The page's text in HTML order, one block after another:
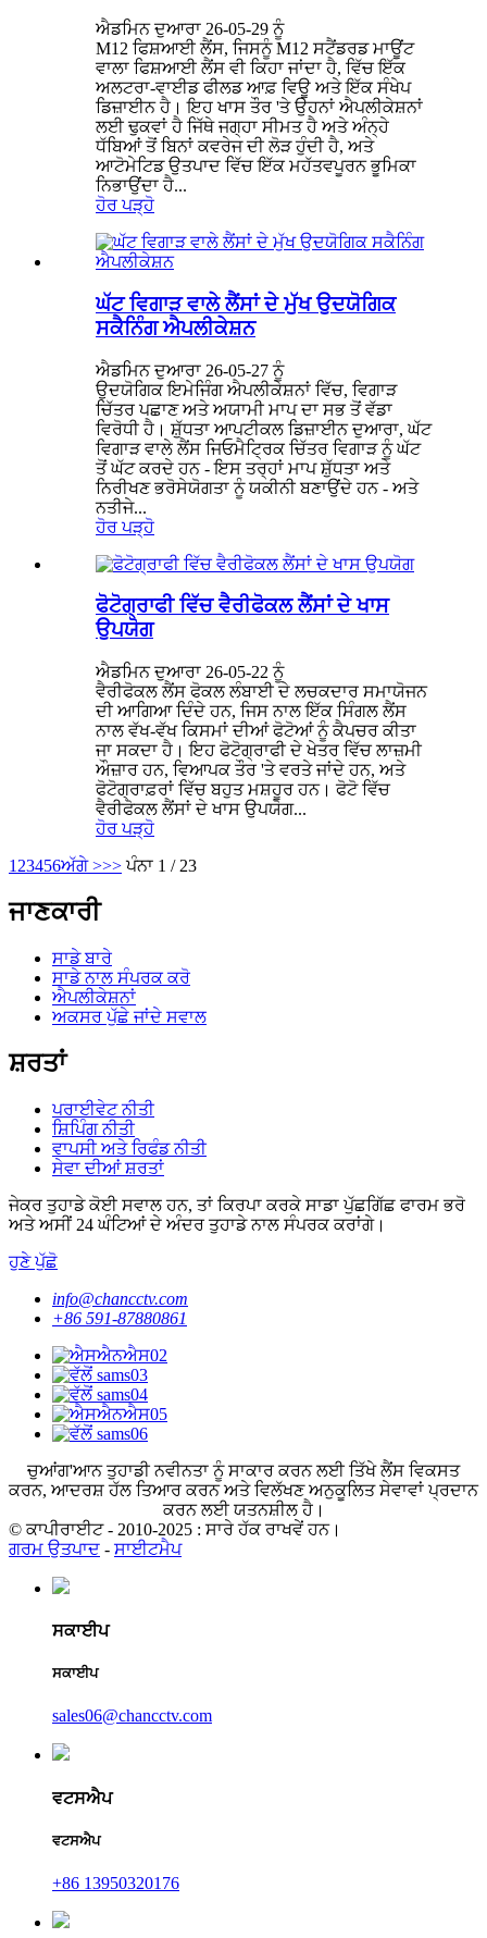
ਐਡਮਿਨ ਦੁਆਰਾ 26-05-29 ਨੂੰ
M12 ਫਿਸ਼ਆਈ ਲੈਂਸ, ਜਿਸਨੂੰ M12 ਸਟੈਂਡਰਡ ਮਾਊਂਟ
ਵਾਲਾ ਫਿਸ਼ਆਈ ਲੈਂਸ ਵੀ ਕਿਹਾ ਜਾਂਦਾ ਹੈ, ਵਿੱਚ ਇੱਕ
ਅਲਟਰਾ-ਵਾਈਡ ਫੀਲਡ ਆਫ਼ ਵਿਊ ਅਤੇ ਇੱਕ ਸੰਖੇਪ
ਡਿਜ਼ਾਈਨ ਹੈ। ਇਹ ਖਾਸ ਤੌਰ 'ਤੇ ਉਹਨਾਂ ਐਪਲੀਕੇਸ਼ਨਾਂ
ਲਈ ਢੁਕਵਾਂ ਹੈ ਜਿੱਥੇ ਜਗ੍ਹਾ ਸੀਮਤ ਹੈ ਅਤੇ ਅੰਨ੍ਹੇ
ਧੱਬਿਆਂ ਤੋਂ ਬਿਨਾਂ ਕਵਰੇਜ ਦੀ ਲੋੜ ਹੁੰਦੀ ਹੈ, ਅਤੇ
ਆਟੋਮੇਟਿਡ ਉਤਪਾਦ ਵਿੱਚ ਇੱਕ ਮਹੱਤਵਪੂਰਨ ਭੂਮਿਕਾ
ਨਿਭਾਉਂਦਾ ਹੈ...
ਹੋਰ ਪੜ੍ਹੋ
ਘੱਟ ਵਿਗਾੜ ਵਾਲੇ ਲੈਂਸਾਂ ਦੇ ਮੁੱਖ ਉਦਯੋਗਿਕ
ਸਕੈਨਿੰਗ ਐਪਲੀਕੇਸ਼ਨ
ਐਡਮਿਨ ਦੁਆਰਾ 26-05-27 ਨੂੰ
ਉਦਯੋਗਿਕ ਇਮੇਜਿੰਗ ਐਪਲੀਕੇਸ਼ਨਾਂ ਵਿੱਚ, ਵਿਗਾੜ
ਚਿੱਤਰ ਪਛਾਣ ਅਤੇ ਅਯਾਮੀ ਮਾਪ ਦਾ ਸਭ ਤੋਂ ਵੱਡਾ
ਵਿਰੋਧੀ ਹੈ। ਸ਼ੁੱਧਤਾ ਆਪਟੀਕਲ ਡਿਜ਼ਾਈਨ ਦੁਆਰਾ, ਘੱਟ
ਵਿਗਾੜ ਵਾਲੇ ਲੈਂਸ ਜਿਓਮੈਟ੍ਰਿਕ ਚਿੱਤਰ ਵਿਗਾੜ ਨੂੰ ਘੱਟ
ਤੋਂ ਘੱਟ ਕਰਦੇ ਹਨ - ਇਸ ਤਰ੍ਹਾਂ ਮਾਪ ਸ਼ੁੱਧਤਾ ਅਤੇ
ਨਿਰੀਖਣ ਭਰੋਸੇਯੋਗਤਾ ਨੂੰ ਯਕੀਨੀ ਬਣਾਉਂਦੇ ਹਨ - ਅਤੇ
ਨਤੀਜੇ...
ਹੋਰ ਪੜ੍ਹੋ
ਫੋਟੋਗ੍ਰਾਫੀ ਵਿੱਚ ਵੈਰੀਫੋਕਲ ਲੈਂਸਾਂ ਦੇ ਖਾਸ
ਉਪਯੋਗ
ਐਡਮਿਨ ਦੁਆਰਾ 26-05-22 ਨੂੰ
ਵੈਰੀਫੋਕਲ ਲੈਂਸ ਫੋਕਲ ਲੰਬਾਈ ਦੇ ਲਚਕਦਾਰ ਸਮਾਯੋਜਨ
ਦੀ ਆਗਿਆ ਦਿੰਦੇ ਹਨ, ਜਿਸ ਨਾਲ ਇੱਕ ਸਿੰਗਲ ਲੈਂਸ
ਨਾਲ ਵੱਖ-ਵੱਖ ਕਿਸਮਾਂ ਦੀਆਂ ਫੋਟੋਆਂ ਨੂੰ ਕੈਪਚਰ ਕੀਤਾ
ਜਾ ਸਕਦਾ ਹੈ। ਇਹ ਫੋਟੋਗ੍ਰਾਫੀ ਦੇ ਖੇਤਰ ਵਿੱਚ ਲਾਜ਼ਮੀ
ਔਜ਼ਾਰ ਹਨ, ਵਿਆਪਕ ਤੌਰ 'ਤੇ ਵਰਤੇ ਜਾਂਦੇ ਹਨ, ਅਤੇ
ਫੋਟੋਗ੍ਰਾਫ਼ਰਾਂ ਵਿੱਚ ਬਹੁਤ ਮਸ਼ਹੂਰ ਹਨ। ਫੋਟੋ ਵਿੱਚ
ਵੈਰੀਫੋਕਲ ਲੈਂਸਾਂ ਦੇ ਖਾਸ ਉਪਯੋਗ...
ਹੋਰ ਪੜ੍ਹੋ
1 23456ਅੱਗੇ >>> ਪੰਨਾ 1 / 23
ਜਾਣਕਾਰੀ
ਸਾਡੇ ਬਾਰੇ
ਸਾਡੇ ਨਾਲ ਸੰਪਰਕ ਕਰੋ
ਐਪਲੀਕੇਸ਼ਨਾਂ
ਅਕਸਰ ਪੁੱਛੇ ਜਾਂਦੇ ਸਵਾਲ
ਸ਼ਰਤਾਂ
ਪਰਾਈਵੇਟ ਨੀਤੀ
ਸ਼ਿਪਿੰਗ ਨੀਤੀ
ਵਾਪਸੀ ਅਤੇ ਰਿਫੰਡ ਨੀਤੀ
ਸੇਵਾ ਦੀਆਂ ਸ਼ਰਤਾਂ
ਜੇਕਰ ਤੁਹਾਡੇ ਕੋਈ ਸਵਾਲ ਹਨ, ਤਾਂ ਕਿਰਪਾ ਕਰਕੇ ਸਾਡਾ ਪੁੱਛਗਿੱਛ ਫਾਰਮ ਭਰੋ
ਅਤੇ ਅਸੀਂ 24 ਘੰਟਿਆਂ ਦੇ ਅੰਦਰ ਤੁਹਾਡੇ ਨਾਲ ਸੰਪਰਕ ਕਰਾਂਗੇ।
ਹੁਣੇ ਪੁੱਛੋ
info@chancctv.com
+86 591-87880861
ਚੁਆਂਗ'ਆਨ ਤੁਹਾਡੀ ਨਵੀਨਤਾ ਨੂੰ ਸਾਕਾਰ ਕਰਨ ਲਈ ਤਿੱਖੇ ਲੈਂਸ ਵਿਕਸਤ
ਕਰਨ, ਆਦਰਸ਼ ਹੱਲ ਤਿਆਰ ਕਰਨ ਅਤੇ ਵਿਲੱਖਣ ਅਨੁਕੂਲਿਤ ਸੇਵਾਵਾਂ ਪ੍ਰਦਾਨ
ਕਰਨ ਲਈ ਯਤਨਸ਼ੀਲ ਹੈ।
© ਕਾਪੀਰਾਈਟ - 2010-2025 : ਸਾਰੇ ਹੱਕ ਰਾਖਵੇਂ ਹਨ।
ਗਰਮ ਉਤਪਾਦ - ਸਾਈਟਮੈਪ
ਸਕਾਈਪ
ਸਕਾਈਪ
sales06@chancctv.com
ਵਟਸਐਪ
ਵਟਸਐਪ
+86 13950320176